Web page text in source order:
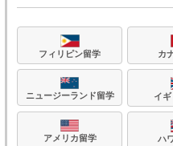
フィリピン留学 カ
ニュージーランド留学 イ
アメリカ留学 ハ